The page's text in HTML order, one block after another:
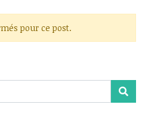
pour ce post.